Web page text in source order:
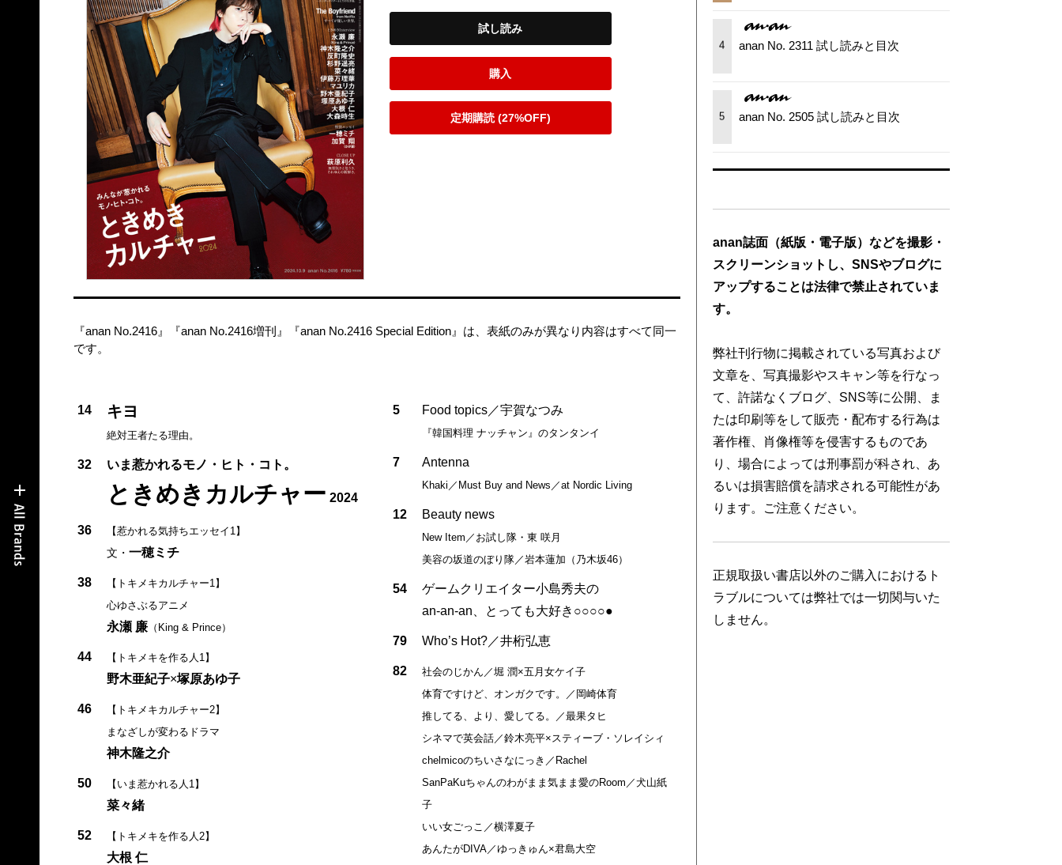
試し読み
購入
定期購読 (27%OFF)
『anan No.2416』『anan No.2416増刊』『anan No.2416 Special Edition』は、表紙のみが異なり内容はすべて同一
です。
14 キヨ
絶対王者たる理由。
32 いま惹かれるモノ・ヒト・コト。
ときめきカルチャー 2024
36 【惹かれる気持ちエッセイ1】
文・ 一穂ミチ
38
【トキメキカルチャー1】
心ゆさぶるアニメ
永瀬 廉（King & Prince）
44 【トキメキを作る人1】
野木亜紀子×塚原あゆ子
46
【トキメキカルチャー2】
まなざしが変わるドラマ
神木隆之介
50 【いま惹かれる人1】
菜々緒
52 【トキメキを作る人2】
大根 仁
5 Food topics／宇賀なつみ
『韓国料理 ナッチャン』のタンタンイ
7 Antenna
Khaki／Must Buy and News／at Nordic Living
12 Beauty news
New Item／お試し隊・東 咲月
美容の坂道のぼり隊／岩本蓮加（乃木坂46）
54
ゲームクリエイター小島秀夫の
an-an-an、とっても大好き○○○○●
79 Who’s Hot?／井桁弘恵
82
社会のじかん／堀 潤×五月女ケイ子
体育ですけど、オンガクです。／岡崎体育
推してる、より、愛してる。／最果タヒ
シネマで英会話／鈴木亮平×スティーブ・ソレイシィ
chelmicoのちいさなにっき／Rachel
SanPaKuちゃんのわがまま気まま愛のRoom／犬山紙
子
いい女ごっこ／横澤夏子
あんたがDIVA／ゆっきゅん×君島大空
4 anan No. 2311 試し読みと目次
5 anan No. 2505 試し読みと目次
anan誌面（紙版・電子版）などを撮影・
スクリーンショットし、SNSやブログに
アップすることは法律で禁止されていま
す。
弊社刊行物に掲載されている写真および
文章を、写真撮影やスキャン等を行なっ
て、許諾なくブログ、SNS等に公開、ま
たは印刷等をして販売・配布する行為は
著作権、肖像権等を侵害するものであ
り、場合によっては刑事罰が科され、あ
るいは損害賠償を請求される可能性があ
ります。ご注意ください。
正規取扱い書店以外のご購入におけるト
ラブルについては弊社では一切関与いた
しません。